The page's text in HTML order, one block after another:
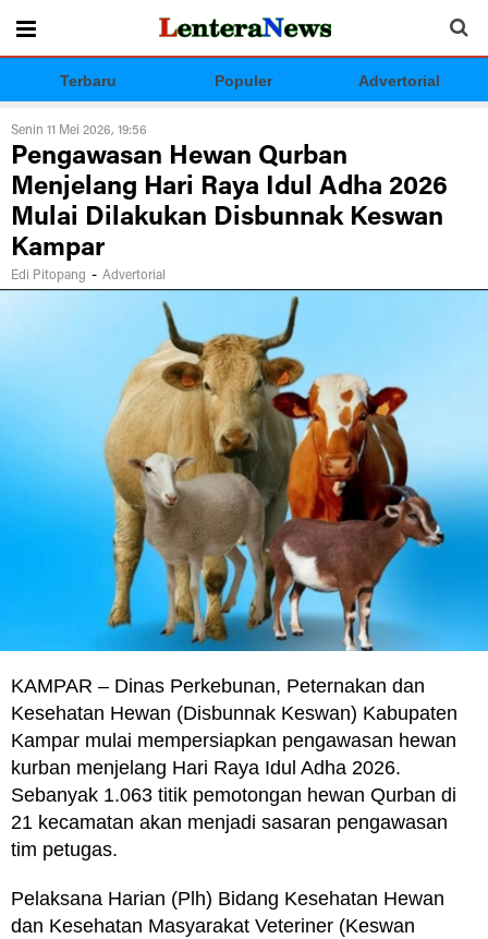
Terbaru Populer Advertorial
Senin 11 Mei 2026, 19:56
Pengawasan Hewan Qurban
Menjelang Hari Raya Idul Adha 2026
Mulai Dilakukan Disbunnak Keswan
Kampar
Edi Pitopang - Advertorial
KAMPAR – Dinas Perkebunan, Peternakan dan
Kesehatan Hewan (Disbunnak Keswan) Kabupaten
Kampar mulai mempersiapkan pengawasan hewan
kurban menjelang Hari Raya Idul Adha 2026.
Sebanyak 1.063 titik pemotongan hewan Qurban di
21 kecamatan akan menjadi sasaran pengawasan
tim petugas.
Pelaksana Harian (Plh) Bidang Kesehatan Hewan
dan Kesehatan Masyarakat Veteriner (Keswan